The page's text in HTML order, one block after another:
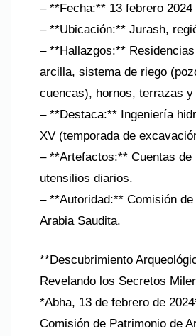
– **Fecha:** 13 febrero 2024
– **Ubicación:** Jurash,
– **Hallazgos:**
arcilla, sistema de riego
cuencas), hornos, terrazas y
– **Destaca:** Ingeniería
XV (temporada de
– **Artefactos:** Cuentas de
utensilios diarios.
– **Autoridad:** Comisión
Arabia Saudita.
**Descubrimiento
Revelando los Secretos
*Abha, 13 de febrero de
Comisión de Patrimonio de